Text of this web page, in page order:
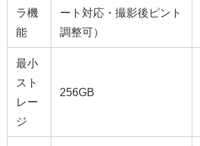
ラ機
能
ート対応・撮影後ピント
調整可）
最小
スト
レー
ジ
256GB